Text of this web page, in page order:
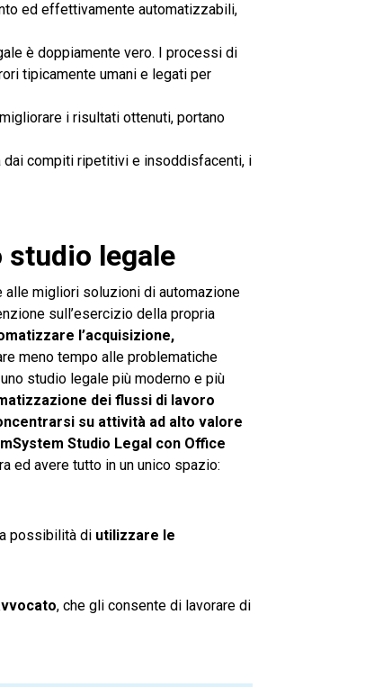
ed effettivamente automatizzabili,
è doppiamente vero. I processi di
tipicamente umani e legati per
i risultati ottenuti, portano
compiti ripetitivi e insoddisfacenti, i
studio legale
migliori soluzioni di automazione
sull’esercizio della propria
l’acquisizione,
meno tempo alle problematiche
studio legale più moderno e più
dei flussi di lavoro
su attività ad alto valore
Studio Legal con Office
ed avere tutto in un unico spazio:
possibilità di utilizzare le
, che gli consente di lavorare di